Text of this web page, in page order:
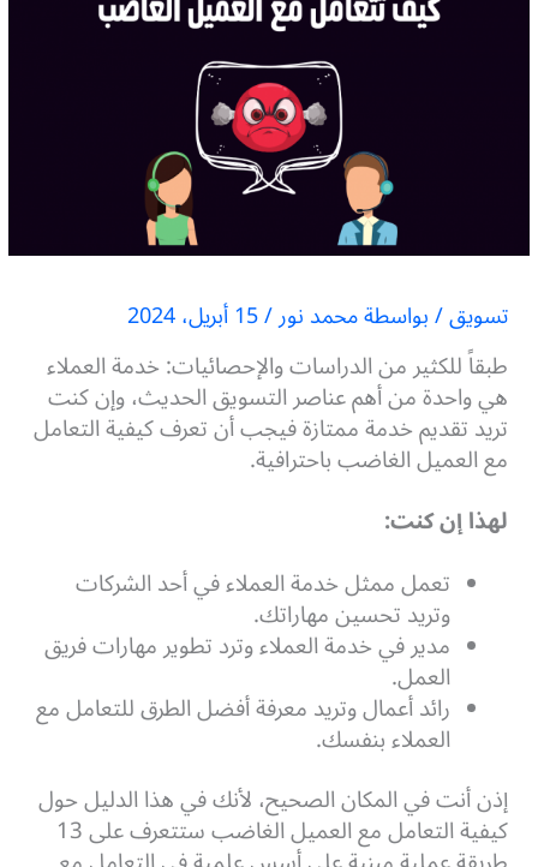
تسويق/ بواسطةمحمد نور/15 أبريل، 2024
طبقاً للكثير من الدراسات والإحصائيات: خدمة العملاء
هي واحدة من أهم عناصر التسويق الحديث، وإن كنت
تريد تقديم خدمة ممتازة فيجب أن تعرف كيفية التعامل
مع العميل الغاضب باحترافية.
لهذا إن كنت:
تعمل ممثل خدمة العملاء في أحد الشركات
وتريد تحسين مهاراتك.
مدير في خدمة العملاء وترد تطوير مهارات فريق
العمل.
رائد أعمال وتريد معرفة أفضل الطرق للتعامل مع
العملاء بنفسك.
إذن أنت في المكان الصحيح، لأنك في هذا الدليل حول
كيفية التعامل مع العميل الغاضب ستتعرف على 13